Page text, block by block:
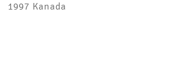
1997 Kanada